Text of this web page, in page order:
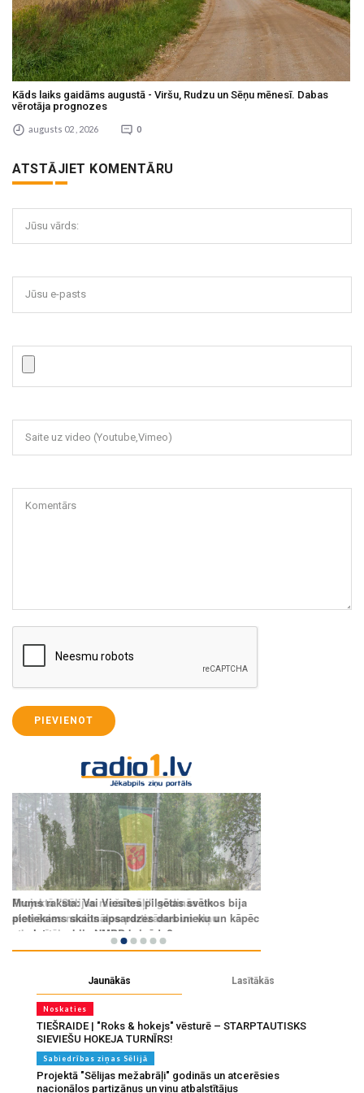
Kāds laiks gaidāms augustā - Viršu, Rudzu un Sēņu mēnesī. Dabas
vērotāja prognozes
augusts 02 , 2026 0
ATSTĀJIET KOMENTĀRU
Jūsu vārds:
Jūsu e-pasts
Saite uz video (Youtube,Vimeo)
Komentārs
PIEVIENOT
Jaunākās Lasītākās
Noskaties
TIEŠRAIDE | "Roks & hokejs" vēsturē – STARPTAUTISKS
SIEVIEŠU HOKEJA TURNĪRS!
Sabiedrības ziņas Sēlijā
Projektā "Sēlijas mežabrāļi" godinās un atcerēsies
nacionālos partizānus un viņu atbalstītājus